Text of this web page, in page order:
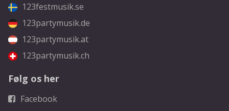
123festmusik.se
123partymusik.de
123partymusik.at
123partymusik.ch
Følg os her
Facebook